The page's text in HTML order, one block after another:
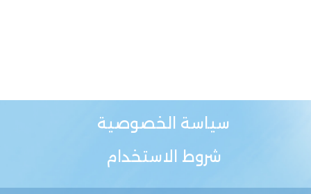
سياسة الخصوصية
شروط الاستخدام